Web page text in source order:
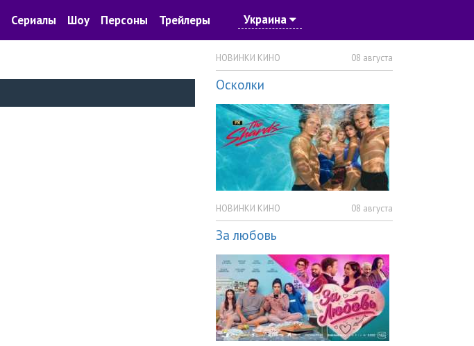
Сериалы Шоу Персоны Трейлеры Украина
НОВИНКИ КИНО 08 августа
Осколки
НОВИНКИ КИНО 08 августа
За любовь